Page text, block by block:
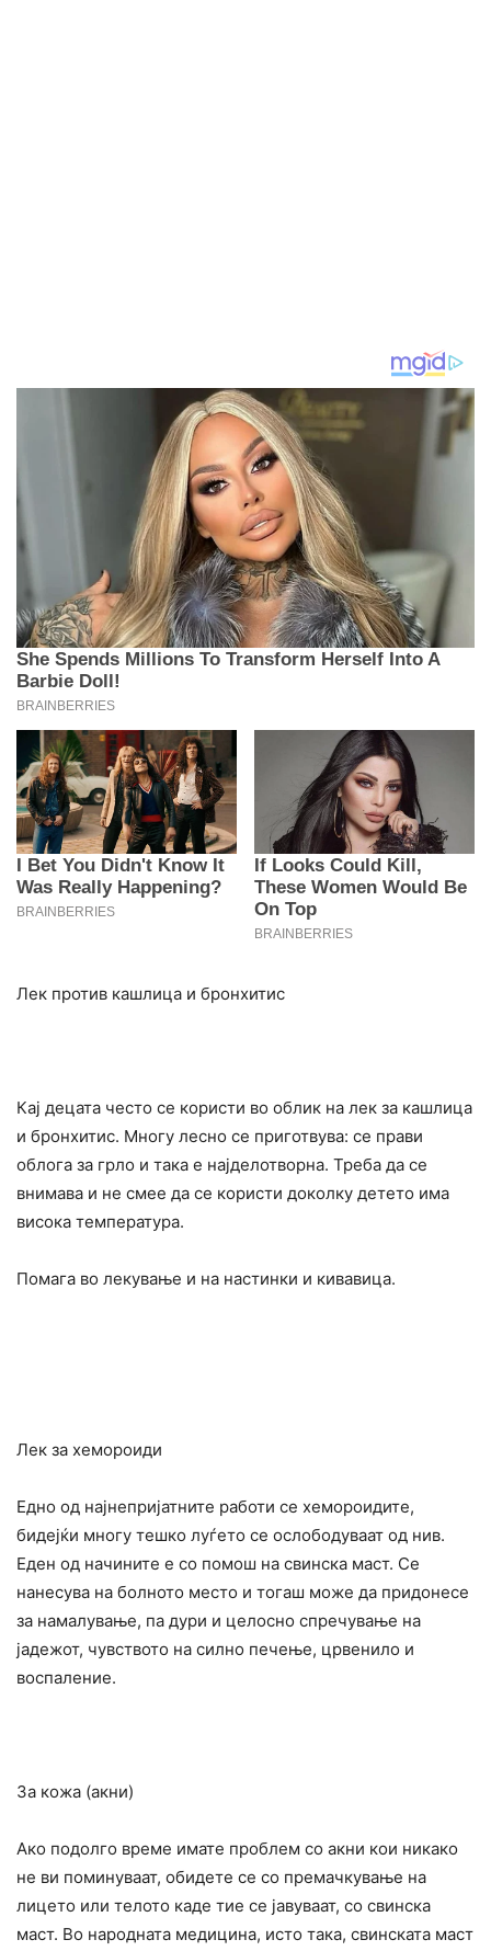
Лек против кашлица и бронхитис
Кај децата често се користи во облик на лек за кашлица
и бронхитис. Многу лесно се приготвува: се прави
облога за грло и така е најделотворна. Треба да се
внимава и не смее да се користи доколку детето има
висока температура.
Помага во лекување и на настинки и кивавица.
Лек за хемороиди
Едно од најнепријатните работи се хемороидите,
бидејќи многу тешко луѓето се ослободуваат од нив.
Еден од начините е со помош на свинска маст. Се
нанесува на болното место и тогаш може да придонесе
за намалување, па дури и целосно спречување на
јадежот, чувството на силно печење, црвенило и
воспаление.
За кожа (акни)
Ако подолго време имате проблем со акни кои никако
не ви поминуваат, обидете се со премачкување на
лицето или телото каде тие се јавуваат, со свинска
маст. Во народната медицина, исто така, свинската маст